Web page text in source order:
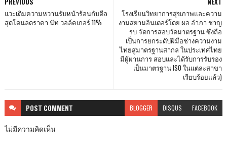
โรงเรียนวิทยาการสุขภาพและความ
งามสยามอินเตอร์โดย ผอ อำภา ชาญ
รบ จัดการสอบวัดมาตรฐาน ซึ่งถือ
เป็นการยกระดับฝีมือช่างความงาม
ไทยสู่มาตรฐานสากล ในประเทศไทย
มีผู้ผ่านการ สอบและได้รับการรับรอง
เป็นมาตรฐาน ISO ในแต่ละสาขา
เรียบร้อยแล้ว)
แวะเติมความหวานรับหน้าร้อนกับดีล
สุดโดนลดราคา นัท วอล์คเกอร์ 11%
POST COMMENT BLOGGER DISQUS FACEBOOK
ไม่มีความคิดเห็น